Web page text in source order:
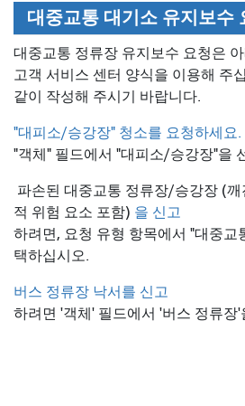
대중교통 대기소 유지보수
대중교통 정류장 유지보수 요청은
고객 서비스 센터 양식을 이용해 주
같이 작성해 주시기 바랍니다.
"대피소/승강장" 청소를 요청하세요.
"객체" 필드에서 "대피소/승강장"을
파손된 대중교통 정류장/승강장 (깨
적 위험 요소 포함) 을 신고
하려면, 요청 유형 항목에서 "대중교
택하십시오.
버스 정류장 낙서를 신고
하려면 '객체' 필드에서 '버스 정류장'